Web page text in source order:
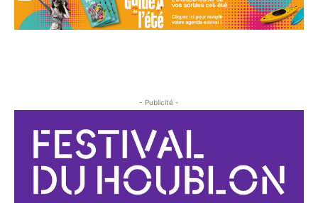
- Publicité -